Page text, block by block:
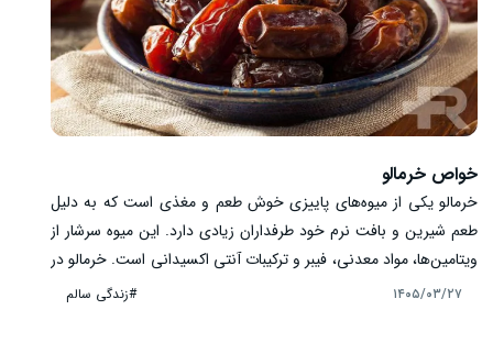
خواص خرمالو
خرمالو یکی از میوه‌های پاییزی خوش ‌طعم و مغذی است که به دلیل
طعم شیرین و بافت نرم خود طرفداران زیادی دارد. این میوه سرشار از
ویتامین‌ها، مواد معدنی، فیبر و ترکیبات آنتی ‌اکسیدانی است. خرمالو در
بسیاری از رژیم ‌های غذایی سالم جایگاه ویژه‌ ای دارد و مصرف متعادل
۱۴۰۵/۰۳/۲۷ #زندگی سالم